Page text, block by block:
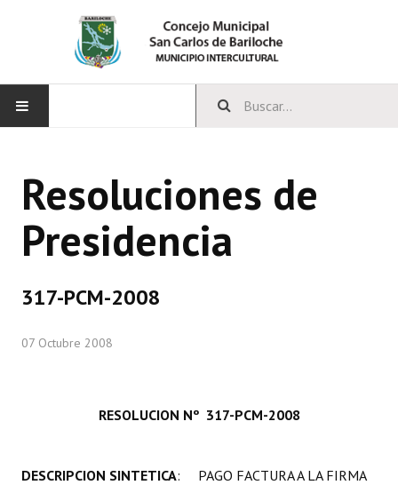
CONCEJO
Bloques Políticos
Comisiones Permanentes
Comisiones Especiales
Resoluciones de
Presidencia
317-PCM-2008
07 Octubre 2008
RESOLUCION Nº 317-PCM-2008
DESCRIPCION SINTETICA: PAGO FACTURA A LA FIRMA